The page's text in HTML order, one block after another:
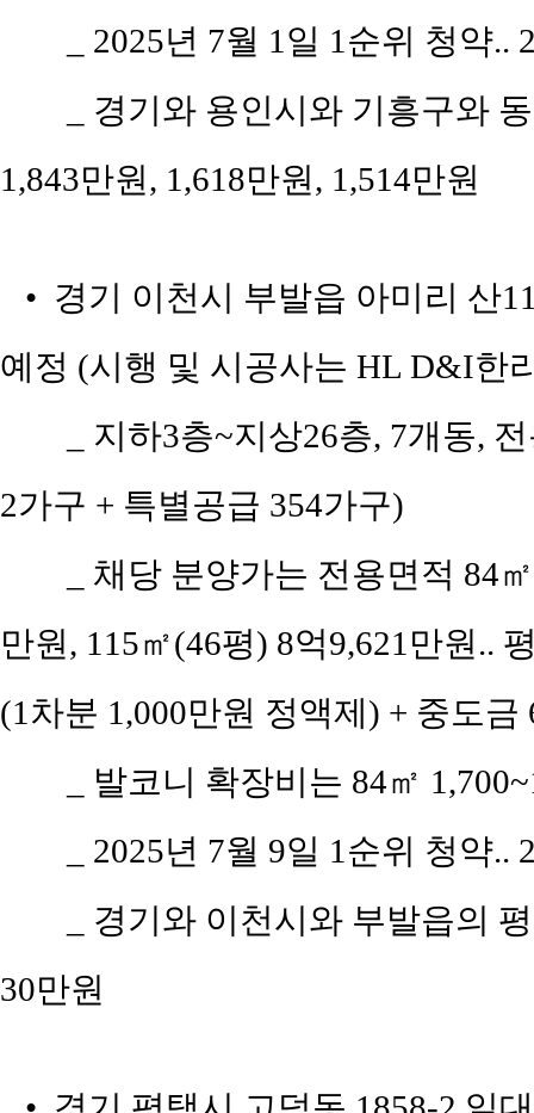
_ 2025년 7월 1일 1순위 청약
_ 경기와 용인시와 기흥구와
1,843만원, 1,618만원, 1,514만원
• 경기 이천시 부발읍 아미리 산
예정 (시행 및 시공사는 HL D&I한
_ 지하3층~지상26층, 7개동,
2가구 + 특별공급 354가구)
_ 채당 분양가는 전용면적 84
만원, 115㎡(46평) 8억9,621만원..
(1차분 1,000만원 정액제) + 중도금
_ 발코니 확장비는 84㎡
_ 2025년 7월 9일 1순위 청약
_ 경기와 이천시와 부발읍의
30만원